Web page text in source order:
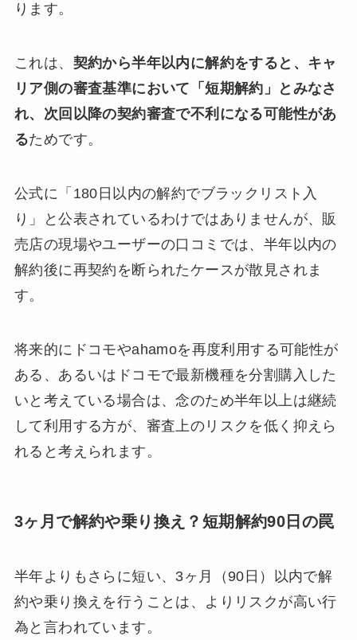
ります。
これは、 契約から半年以内に解約をすると、キャ
リア側の審査基準において「短期解約」とみなさ
れ、次回以降の契約審査で不利になる可能性があ
るためです。
公式に「180日以内の解約でブラックリスト入
り」と公表されているわけではありませんが、販
売店の現場やユーザーの口コミでは、半年以内の
解約後に再契約を断られたケースが散見されま
す。
将来的にドコモやahamoを再度利用する可能性が
ある、あるいはドコモで最新機種を分割購入した
いと考えている場合は、念のため半年以上は継続
して利用する方が、審査上のリスクを低く抑えら
れると考えられます。
3ヶ月で解約や乗り換え？短期解約90日の罠
半年よりもさらに短い、3ヶ月（90日）以内で解
約や乗り換えを行うことは、よりリスクが高い行
為と言われています。